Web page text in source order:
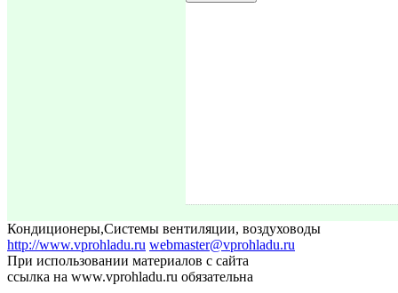
Кондиционеры,Системы вентиляции, воздуховоды
http://www.vprohladu.ru webmaster@vprohladu.ru
При использовании материалов с сайта
ссылка на www.vprohladu.ru обязательна